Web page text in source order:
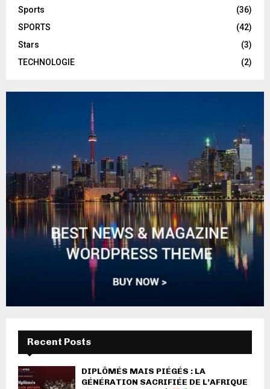
Sports
(36)
SPORTS
(42)
Stars
(3)
TECHNOLOGIE
(2)
Recent Posts
DIPLÔMÉS MAIS PIÉGÉS : LA
GÉNÉRATION SACRIFIÉE DE L’AFRIQUE